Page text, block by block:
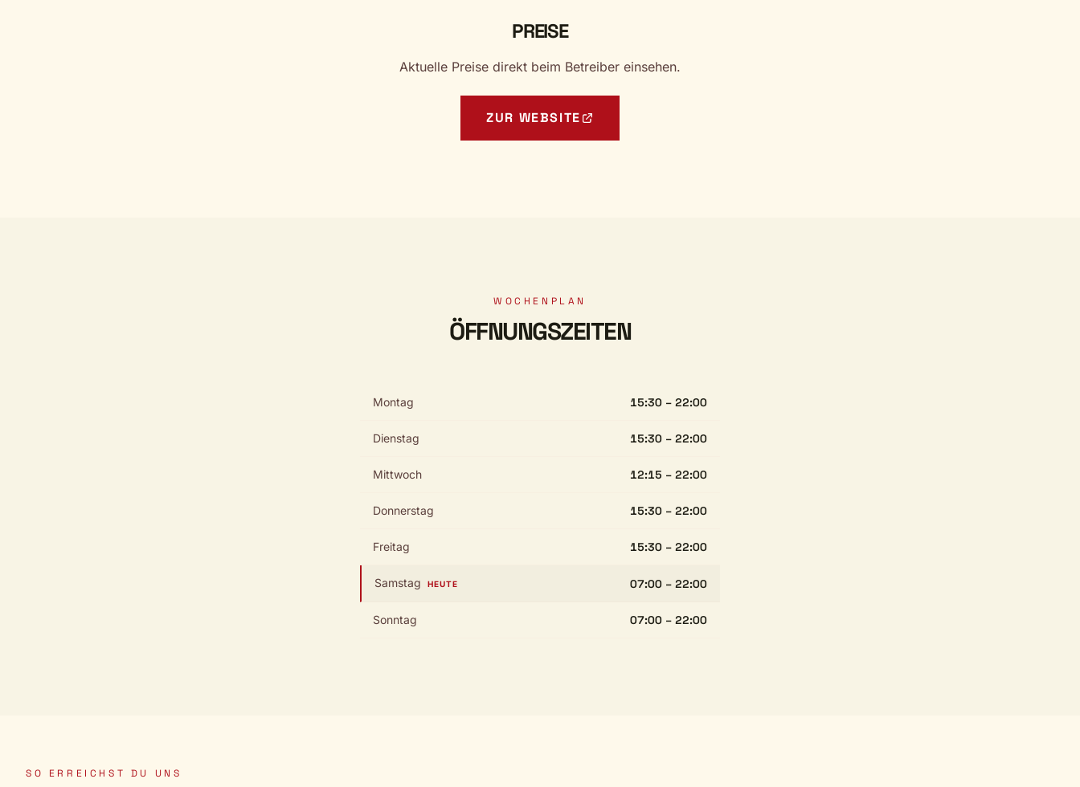
PREISE
Aktuelle Preise direkt beim Betreiber einsehen.
ZUR WEBSITE
WOCHENPLAN
ÖFFNUNGSZEITEN
Montag 15:30 – 22:00
Dienstag 15:30 – 22:00
Mittwoch 12:15 – 22:00
Donnerstag 15:30 – 22:00
Freitag 15:30 – 22:00
Samstag HEUTE 07:00 – 22:00
Sonntag 07:00 – 22:00
SO ERREICHST DU UNS